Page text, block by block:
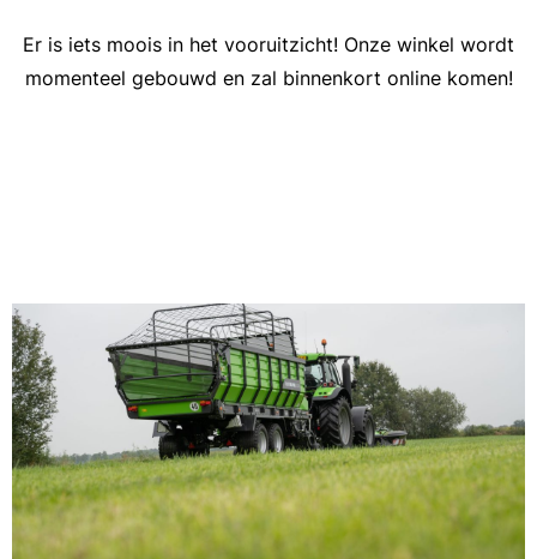
Er is iets moois in het vooruitzicht! Onze winkel wordt
momenteel gebouwd en zal binnenkort online komen!